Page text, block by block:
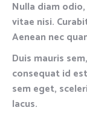
Nulla diam
vitae nisi.
Aenean nec
Duis mauris
consequat id
sem eget,
lacus.